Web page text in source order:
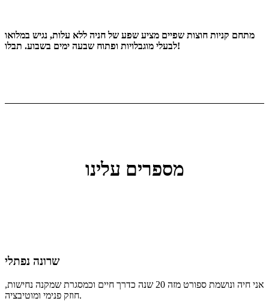
מתחם קניות חוצות שפיים מציע שפע של חניה ללא עלות, נגיש במלואו
לבעלי מוגבלויות ופתוח שבעה ימים בשבוע. תבלו!
מספרים עלינו
שרונה נפתלי
אני חיה ונושמת ספורט מזה 20 שנה כדרך חיים וכמסגרת שמקנה נחישות,
חוזק פנימי ומוטיבציה.